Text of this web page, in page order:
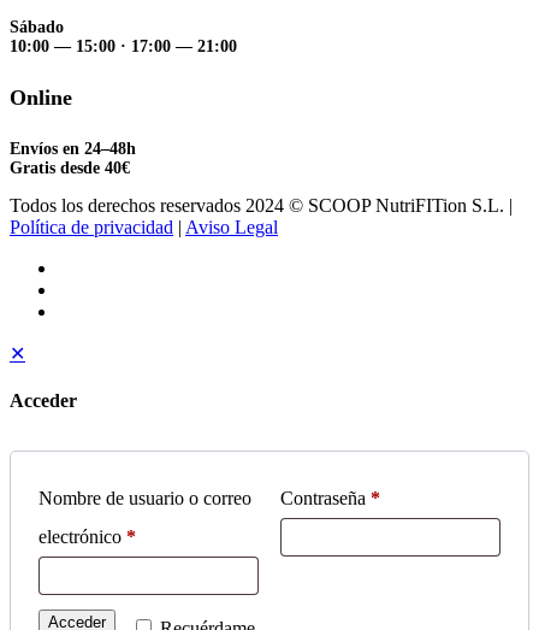
Sábado
10:00 — 15:00 · 17:00 — 21:00
Online
Envíos en 24–48h
Gratis desde 40€
Todos los derechos reservados 2024 © SCOOP NutriFITion S.L. |
Política de privacidad | Aviso Legal
✕
Acceder
Nombre de usuario o correo
electrónico *
Contraseña *
Acceder